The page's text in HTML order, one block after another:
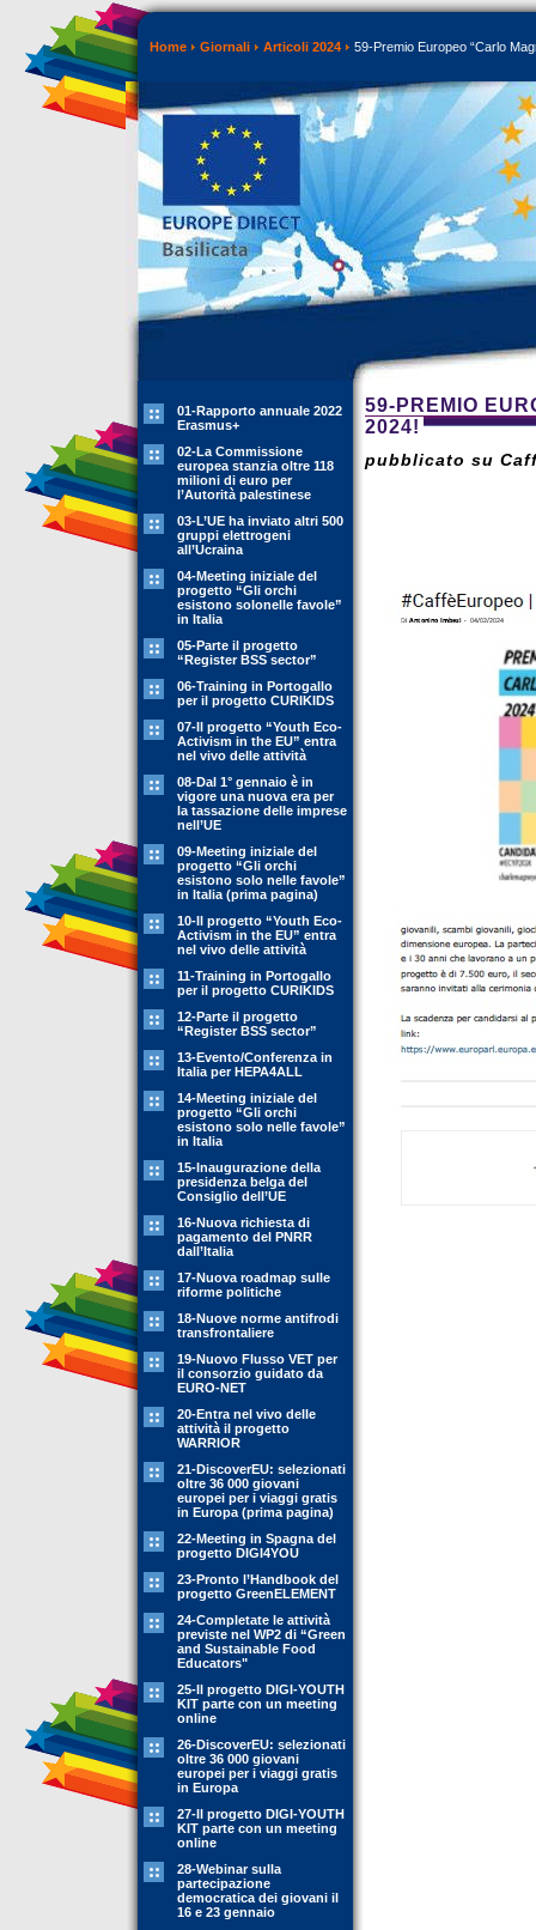
Home Giornali Articoli 2024 59-Premio Europeo “Carlo
01-Rapporto annuale 2022
Erasmus+
02-La Commissione
europea stanzia oltre 118
milioni di euro per
l’Autorità palestinese
03-L’UE ha inviato altri 500
gruppi elettrogeni
all’Ucraina
04-Meeting iniziale del
progetto “Gli orchi
esistono solonelle favole”
in Italia
05-Parte il progetto
“Register BSS sector”
06-Training in Portogallo
per il progetto CURIKIDS
07-Il progetto “Youth Eco-
Activism in the EU” entra
nel vivo delle attività
08-Dal 1° gennaio è in
vigore una nuova era per
la tassazione delle imprese
nell’UE
09-Meeting iniziale del
progetto “Gli orchi
esistono solo nelle favole”
in Italia (prima pagina)
10-Il progetto “Youth Eco-
Activism in the EU” entra
nel vivo delle attività
11-Training in Portogallo
per il progetto CURIKIDS
12-Parte il progetto
“Register BSS sector”
13-Evento/Conferenza in
Italia per HEPA4ALL
14-Meeting iniziale del
progetto “Gli orchi
esistono solo nelle favole”
in Italia
15-Inaugurazione della
presidenza belga del
Consiglio dell’UE
16-Nuova richiesta di
pagamento del PNRR
dall’Italia
17-Nuova roadmap sulle
riforme politiche
18-Nuove norme antifrodi
transfrontaliere
19-Nuovo Flusso VET per
il consorzio guidato da
EURO-NET
20-Entra nel vivo delle
attività il progetto
WARRIOR
21-DiscoverEU: selezionati
oltre 36 000 giovani
europei per i viaggi gratis
in Europa (prima pagina)
22-Meeting in Spagna del
progetto DIGI4YOU
23-Pronto l’Handbook del
progetto GreenELEMENT
24-Completate le attività
previste nel WP2 di “Green
and Sustainable Food
Educators"
25-Il progetto DIGI-YOUTH
KIT parte con un meeting
online
26-DiscoverEU: selezionati
oltre 36 000 giovani
europei per i viaggi gratis
in Europa
27-Il progetto DIGI-YOUTH
KIT parte con un meeting
online
28-Webinar sulla
partecipazione
democratica dei giovani il
16 e 23 gennaio
59-PREMIO
2024!
pubblicato su